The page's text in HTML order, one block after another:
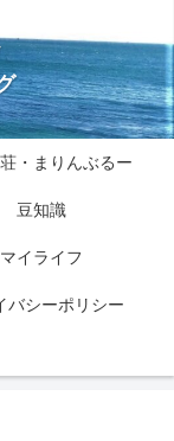
・まりんぶるー
豆知識
マイライフ
バシーポリシー